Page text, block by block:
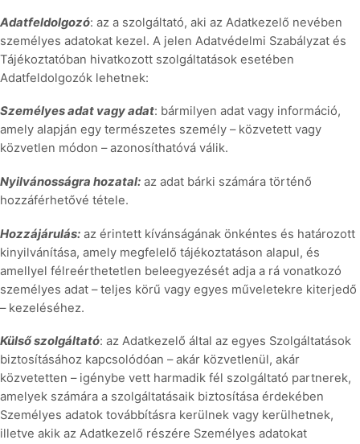
Adatfeldolgozó: az a szolgáltató, aki az Adatkezelő nevében
személyes adatokat kezel. A jelen Adatvédelmi Szabályzat és
Tájékoztatóban hivatkozott szolgáltatások esetében
Adatfeldolgozók lehetnek:
Személyes adat vagy adat: bármilyen adat vagy információ,
amely alapján egy természetes személy – közvetett vagy
közvetlen módon – azonosíthatóvá válik.
Nyilvánosságra hozatal: az adat bárki számára történő
hozzáférhetővé tétele.
Hozzájárulás: az érintett kívánságának önkéntes és határozott
kinyilvánítása, amely megfelelő tájékoztatáson alapul, és
amellyel félreérthetetlen beleegyezését adja a rá vonatkozó
személyes adat – teljes körű vagy egyes műveletekre kiterjedő
– kezeléséhez.
Külső szolgáltató: az Adatkezelő által az egyes Szolgáltatások
biztosításához kapcsolódóan – akár közvetlenül, akár
közvetetten – igénybe vett harmadik fél szolgáltató partnerek,
amelyek számára a szolgáltatásaik biztosítása érdekében
Személyes adatok továbbításra kerülnek vagy kerülhetnek,
illetve akik az Adatkezelő részére Személyes adatokat